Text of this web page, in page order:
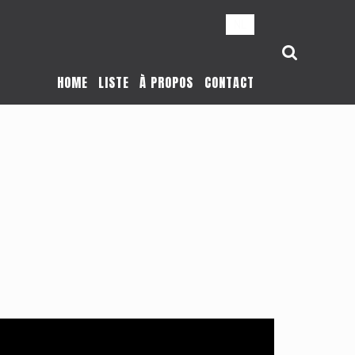
HOME LISTE À PROPOS CONTACT